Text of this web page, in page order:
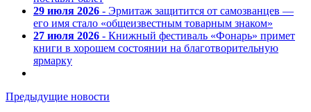
29 июля 2026 - Эрмитаж защитится от самозванцев —
его имя стало «общеизвестным товарным знаком»
27 июля 2026 - Книжный фестиваль «Фонарь» примет
книги в хорошем состоянии на благотворительную
ярмарку
Предыдущие новости